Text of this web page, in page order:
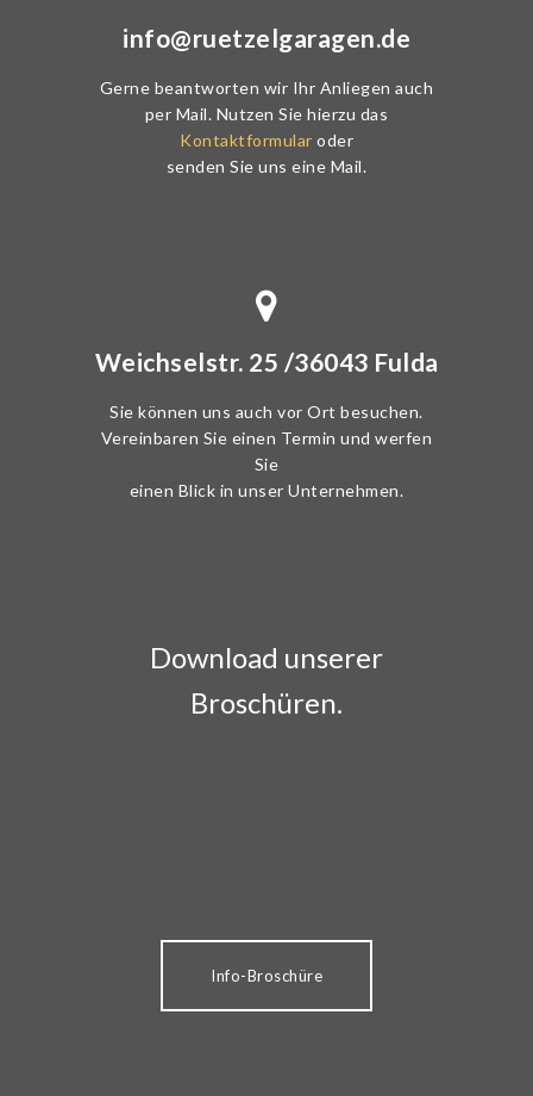
info@ruetzelgaragen.de
Gerne beantworten wir Ihr Anliegen auch
per Mail. Nutzen Sie hierzu das
Kontaktformular oder
senden Sie uns eine Mail.
Weichselstr. 25 /36043 Fulda
Sie können uns auch vor Ort besuchen.
Vereinbaren Sie einen Termin und werfen
Sie
einen Blick in unser Unternehmen.
Download unserer
Broschüren.
Info-Broschüre